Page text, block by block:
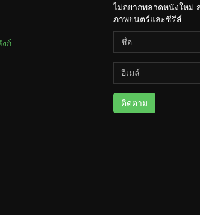
ก์
ไม่อยากพลาดหนังใหม่
ภาพยนตร์และซีรีส์
ติดตาม